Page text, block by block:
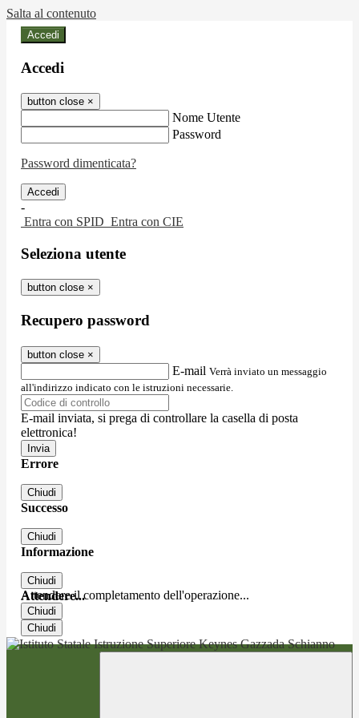
Salta al contenuto
Accedi
Accedi
button close ×
Nome Utente
Password
Password dimenticata?
-
Entra con SPID Entra con CIE
Seleziona utente
button close ×
Recupero password
button close ×
E-mail Verrà inviato un messaggio
all'indirizzo indicato con le istruzioni necessarie.
E-mail inviata, si prega di controllare la casella di posta
elettronica!
Errore
Chiudi
Successo
Chiudi
Informazione
Chiudi
Attendere...
Attendere il completamento dell'operazione...
Chiudi
Chiudi